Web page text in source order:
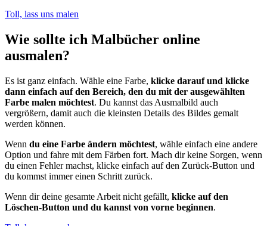
Toll, lass uns malen
Wie sollte ich Malbücher online
ausmalen?
Es ist ganz einfach. Wähle eine Farbe, klicke darauf und klicke
dann einfach auf den Bereich, den du mit der ausgewählten
Farbe malen möchtest. Du kannst das Ausmalbild auch
vergrößern, damit auch die kleinsten Details des Bildes gemalt
werden können.
Wenn du eine Farbe ändern möchtest, wähle einfach eine andere
Option und fahre mit dem Färben fort. Mach dir keine Sorgen, wenn
du einen Fehler machst, klicke einfach auf den Zurück-Button und
du kommst immer einen Schritt zurück.
Wenn dir deine gesamte Arbeit nicht gefällt, klicke auf den
Löschen-Button und du kannst von vorne beginnen.